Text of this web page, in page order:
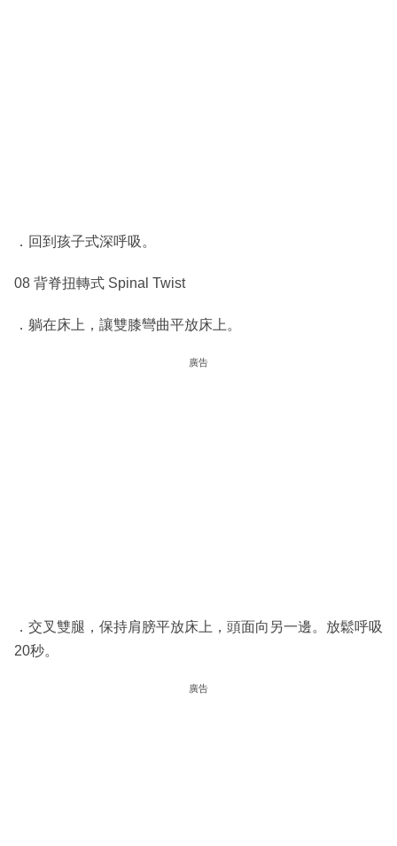
．回到孩子式深呼吸。
08 背脊扭轉式 Spinal Twist
．躺在床上，讓雙膝彎曲平放床上。
廣告
．交叉雙腿，保持肩膀平放床上，頭面向另一邊。放鬆呼吸
20秒。
廣告